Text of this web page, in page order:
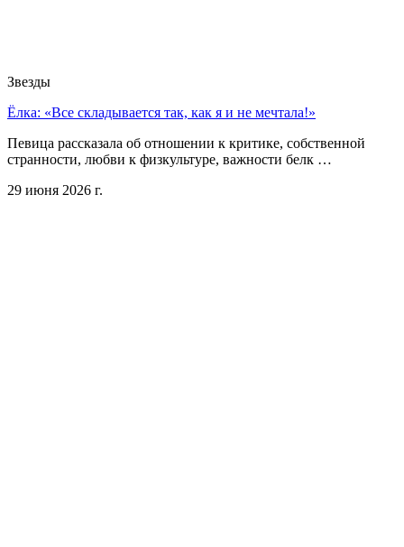
Звезды
Ёлка: «Все складывается так, как я и не мечтала!»
Певица рассказала об отношении к критике, собственной
странности, любви к физкультуре, важности белк …
29 июня 2026 г.